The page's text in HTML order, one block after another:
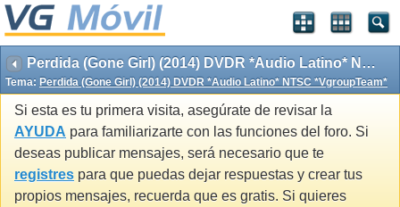
Perdida (Gone Girl) (2014) DVDR *Audio Latino* NTSC *VgroupTeam*
Tema: Perdida (Gone Girl) (2014) DVDR *Audio Latino* NTSC *VgroupTeam*
Si esta es tu primera visita, asegúrate de revisar la
AYUDA para familiarizarte con las funciones del foro. Si
deseas publicar mensajes, será necesario que te
registres para que puedas dejar respuestas y crear tus
propios mensajes, recuerda que es gratis. Si quieres